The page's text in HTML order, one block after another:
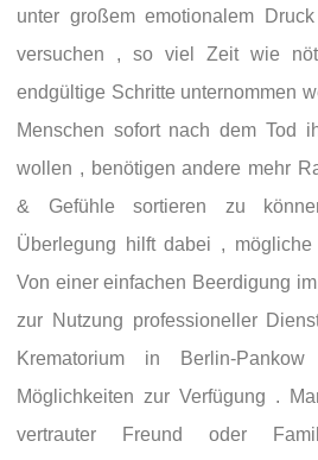
unter großem emotionalem
versuchen , so viel Zeit wie
endgültige Schritte unternommen
Menschen sofort nach dem Tod
wollen , benötigen andere mehr
& Gefühle sortieren zu
Überlegung hilft dabei ,
Von einer einfachen Beerdigung
zur Nutzung professioneller
Krematorium in Berlin-Pankow
Möglichkeiten zur Verfügung .
vertrauter Freund oder